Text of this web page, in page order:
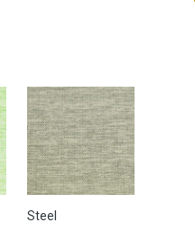
Steel